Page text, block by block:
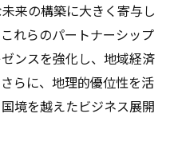
的評価と信頼
来を切り開く
企業の連携による技術
岡県の技術者たち
来の構築に大きく寄与し
れらのパートナーシップ
ンスを強化し、地域経済
らに、地理的優位性を活
境を越えたビジネス展開